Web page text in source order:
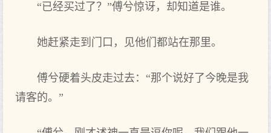
“已经买过了？”傅兮惊讶，却知道是谁。
她赶紧走到门口，见他们都站在那里。
傅兮硬着头皮走过去：“那个说好了今晚是我
请客的。”